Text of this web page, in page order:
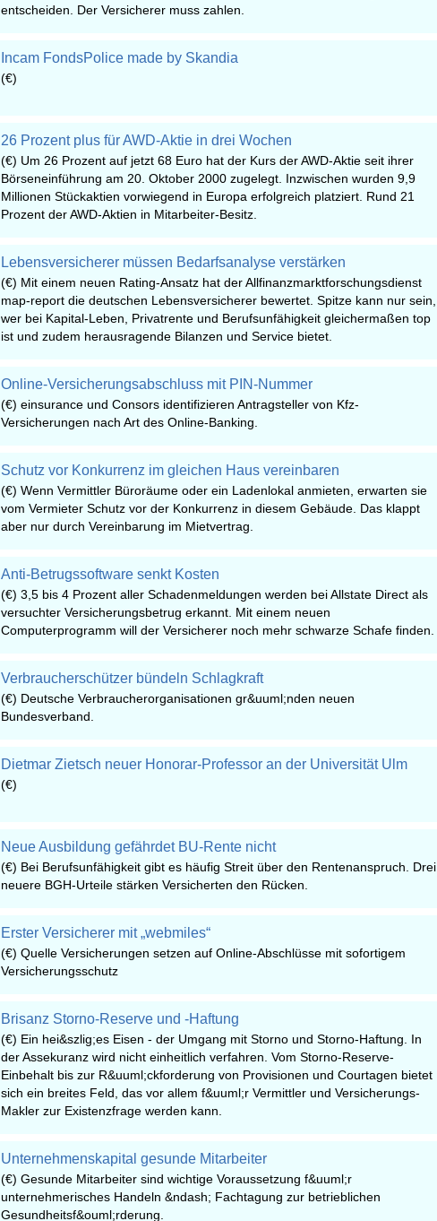
entscheiden. Der Versicherer muss zahlen.
Incam FondsPolice made by Skandia
(€)
26 Prozent plus für AWD-Aktie in drei Wochen
(€) Um 26 Prozent auf jetzt 68 Euro hat der Kurs der AWD-Aktie seit ihrer
Börseneinführung am 20. Oktober 2000 zugelegt. Inzwischen wurden 9,9
Millionen Stückaktien vorwiegend in Europa erfolgreich platziert. Rund 21
Prozent der AWD-Aktien in Mitarbeiter-Besitz.
Lebensversicherer müssen Bedarfsanalyse verstärken
(€) Mit einem neuen Rating-Ansatz hat der Allfinanzmarktforschungsdienst
map-report die deutschen Lebensversicherer bewertet. Spitze kann nur sein,
wer bei Kapital-Leben, Privatrente und Berufsunfähigkeit gleichermaßen top
ist und zudem herausragende Bilanzen und Service bietet.
Online-Versicherungsabschluss mit PIN-Nummer
(€) einsurance und Consors identifizieren Antragsteller von Kfz-
Versicherungen nach Art des Online-Banking.
Schutz vor Konkurrenz im gleichen Haus vereinbaren
(€) Wenn Vermittler Büroräume oder ein Ladenlokal anmieten, erwarten sie
vom Vermieter Schutz vor der Konkurrenz in diesem Gebäude. Das klappt
aber nur durch Vereinbarung im Mietvertrag.
Anti-Betrugssoftware senkt Kosten
(€) 3,5 bis 4 Prozent aller Schadenmeldungen werden bei Allstate Direct als
versuchter Versicherungsbetrug erkannt. Mit einem neuen
Computerprogramm will der Versicherer noch mehr schwarze Schafe finden.
Verbraucherschützer bündeln Schlagkraft
(€) Deutsche Verbraucherorganisationen gr&uuml;nden neuen
Bundesverband.
Dietmar Zietsch neuer Honorar-Professor an der Universität Ulm
(€)
Neue Ausbildung gefährdet BU-Rente nicht
(€) Bei Berufsunfähigkeit gibt es häufig Streit über den Rentenanspruch. Drei
neuere BGH-Urteile stärken Versicherten den Rücken.
Erster Versicherer mit „webmiles“
(€) Quelle Versicherungen setzen auf Online-Abschlüsse mit sofortigem
Versicherungsschutz
Brisanz Storno-Reserve und -Haftung
(€) Ein hei&szlig;es Eisen - der Umgang mit Storno und Storno-Haftung. In
der Assekuranz wird nicht einheitlich verfahren. Vom Storno-Reserve-
Einbehalt bis zur R&uuml;ckforderung von Provisionen und Courtagen bietet
sich ein breites Feld, das vor allem f&uuml;r Vermittler und Versicherungs-
Makler zur Existenzfrage werden kann.
Unternehmenskapital gesunde Mitarbeiter
(€) Gesunde Mitarbeiter sind wichtige Voraussetzung f&uuml;r
unternehmerisches Handeln &ndash; Fachtagung zur betrieblichen
Gesundheitsf&ouml;rderung.